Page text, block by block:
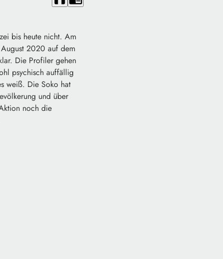
bis heute nicht. Am
August 2020 auf dem
Die Profiler gehen
psychisch auffällig
weiß. Die Soko hat
und über
noch die